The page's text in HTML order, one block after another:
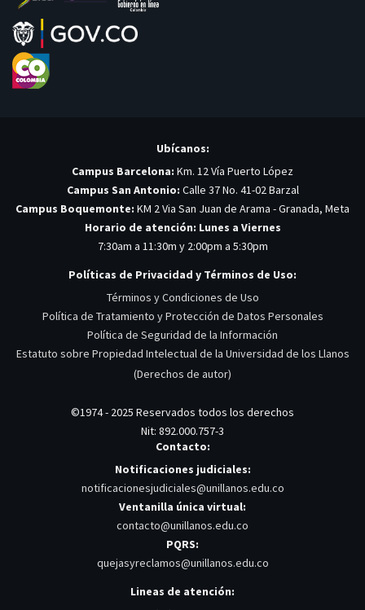
Ubícanos:
Campus Barcelona: Km. 12 Vía Puerto López
Campus San Antonio: Calle 37 No. 41-02 Barzal
Campus Boquemonte: KM 2 Via San Juan de Arama - Granada, Meta
Horario de atención: Lunes a Viernes
7:30am a 11:30m y 2:00pm a 5:30pm
Políticas de Privacidad y Términos de Uso:
Términos y Condiciones de Uso
Política de Tratamiento y Protección de Datos Personales
Política de Seguridad de la Información
Estatuto sobre Propiedad Intelectual de la Universidad de los Llanos
(Derechos de autor)
©1974 - 2025 Reservados todos los derechos
Nit: 892.000.757-3
Contacto:
Notificaciones judiciales:
notificacionesjudiciales@unillanos.edu.co
Ventanilla única virtual:
contacto@unillanos.edu.co
PQRS:
quejasyreclamos@unillanos.edu.co
Lineas de atención: